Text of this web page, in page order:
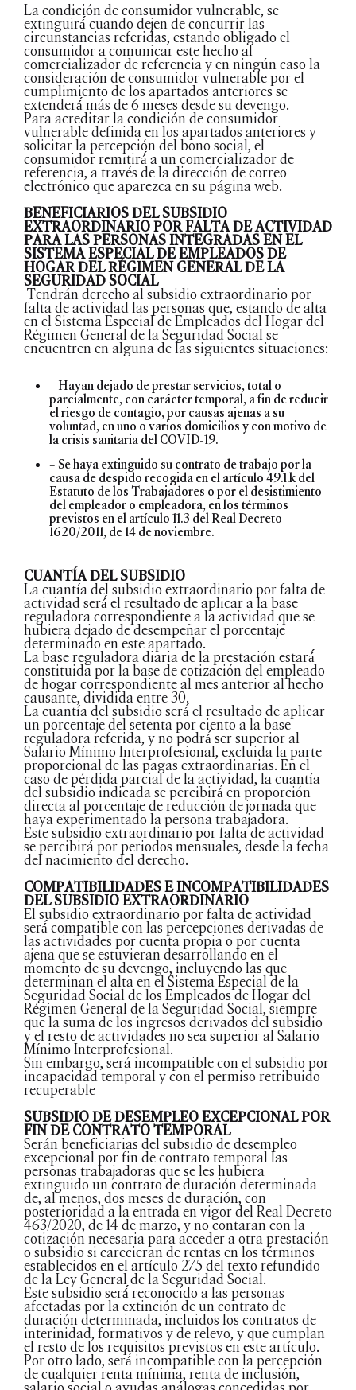
La condición de consumidor vulnerable, se
extinguirá́ cuando dejen de concurrir las
circunstancias referidas, estando obligado el
consumidor a comunicar este hecho al
comercializador de referencia y en ningún caso la
consideración de consumidor vulnerable por el
cumplimiento de los apartados anteriores se
extenderá́ más de 6 meses desde su devengo.
Para acreditar la condición de consumidor
vulnerable definida en los apartados anteriores y
solicitar la percepción del bono social, el
consumidor remitirá́ a un comercializador de
referencia, a través de la dirección de correo
electrónico que aparezca en su página web.
BENEFICIARIOS DEL SUBSIDIO
EXTRAORDINARIO POR FALTA DE ACTIVIDAD
PARA LAS PERSONAS INTEGRADAS EN EL
SISTEMA ESPECIAL DE EMPLEADOS DE
HOGAR DEL RÉGIMEN GENERAL DE LA
SEGURIDAD SOCIAL
Tendrán derecho al subsidio extraordinario por
falta de actividad las personas que, estando de alta
en el Sistema Especial de Empleados del Hogar del
Régimen General de la Seguridad Social se
encuentren en alguna de las siguientes situaciones:
– Hayan dejado de prestar servicios, total o
parcialmente, con carácter temporal, a fin de reducir
el riesgo de contagio, por causas ajenas a su
voluntad, en uno o varios domicilios y con motivo de
la crisis sanitaria del COVID-19.
– Se haya extinguido su contrato de trabajo por la
causa de despido recogida en el artículo 49.1.k del
Estatuto de los Trabajadores o por el desistimiento
del empleador o empleadora, en los términos
previstos en el artículo 11.3 del Real Decreto
1620/2011, de 14 de noviembre.
CUANTÍA DEL SUBSIDIO
La cuantía del subsidio extraordinario por falta de
actividad será́ el resultado de aplicar a la base
reguladora correspondiente a la actividad que se
hubiera dejado de desempeñar el porcentaje
determinado en este apartado.
La base reguladora diaria de la prestación estará́
constituida por la base de cotización del empleado
de hogar correspondiente al mes anterior al hecho
causante, dividida entre 30.
La cuantía del subsidio será́ el resultado de aplicar
un porcentaje del setenta por ciento a la base
reguladora referida, y no podrá́ ser superior al
Salario Mínimo Interprofesional, excluida la parte
proporcional de las pagas extraordinarias. En el
caso de pérdida parcial de la actividad, la cuantía
del subsidio indicada se percibirá́ en proporción
directa al porcentaje de reducción de jornada que
haya experimentado la persona trabajadora.
Este subsidio extraordinario por falta de actividad
se percibirá por periodos mensuales, desde la fecha
del nacimiento del derecho.
COMPATIBILIDADES E INCOMPATIBILIDADES
DEL SUBSIDIO EXTRAORDINARIO
El subsidio extraordinario por falta de actividad
será́ compatible con las percepciones derivadas de
las actividades por cuenta propia o por cuenta
ajena que se estuvieran desarrollando en el
momento de su devengo, incluyendo las que
determinan el alta en el Sistema Especial de la
Seguridad Social de los Empleados de Hogar del
Régimen General de la Seguridad Social, siempre
que la suma de los ingresos derivados del subsidio
y el resto de actividades no sea superior al Salario
Mínimo Interprofesional.
Sin embargo, será incompatible con el subsidio por
incapacidad temporal y con el permiso retribuido
recuperable
SUBSIDIO DE DESEMPLEO EXCEPCIONAL POR
FIN DE CONTRATO TEMPORAL
Serán beneficiarias del subsidio de desempleo
excepcional por fin de contrato temporal las
personas trabajadoras que se les hubiera
extinguido un contrato de duración determinada
de, al menos, dos meses de duración, con
posterioridad a la entrada en vigor del Real Decreto
463/2020, de 14 de marzo, y no contaran con la
cotización necesaria para acceder a otra prestación
o subsidio si carecieran de rentas en los términos
establecidos en el artículo 275 del texto refundido
de la Ley General de la Seguridad Social.
Este subsidio será́ reconocido a las personas
afectadas por la extinción de un contrato de
duración determinada, incluidos los contratos de
interinidad, formativos y de relevo, y que cumplan
el resto de los requisitos previstos en este artículo.
Por otro lado, será́ incompatible con la percepción
de cualquier renta mínima, renta de inclusión,